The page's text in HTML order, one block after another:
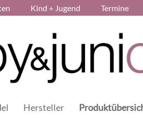
Kind + Jugend Termine
Hersteller